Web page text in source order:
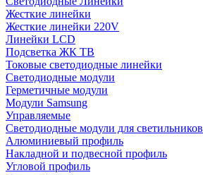
Жесткие линейки
Жесткие линейки 220V
Линейки LCD
Подсветка ЖК ТВ
Токовые светодиодные линейки
Светодиодные модули
Герметичные модули
Модули Samsung
Управляемые
Светодиодные модули для светильников
Алюминиевый профиль
Накладной и подвесной профиль
Угловой профиль